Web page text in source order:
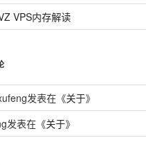
VPS内存解读
发表在《关于》
发表在《关于》